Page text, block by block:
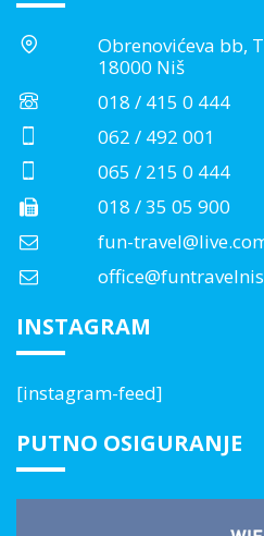
Obrenovićeva bb,
18000 Niš
018 / 415 0 444
062 / 492 001
065 / 215 0 444
018 / 35 05 900
fun-
INSTAGRAM
[instagram-feed]
PUTNO OSIGURANJE